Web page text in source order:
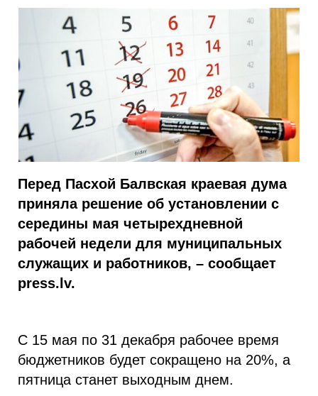
Перед Пасхой Балвская краевая дума
приняла решение об установлении с
середины мая четырехдневной
рабочей недели для муниципальных
служащих и работников, – сообщает
press.lv.
С 15 мая по 31 декабря рабочее время
бюджетников будет сокращено на 20%, а
пятница станет выходным днем.